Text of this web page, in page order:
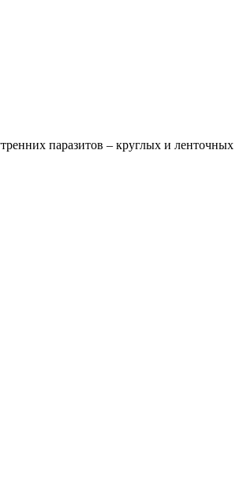
паразитов – круглых и ленточных